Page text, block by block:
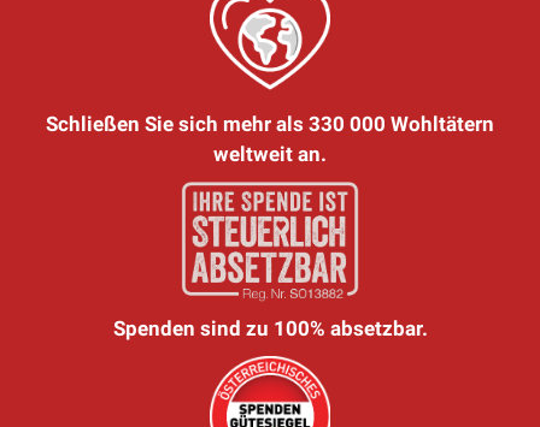
Schließen Sie sich mehr als 330 000 Wohltätern
weltweit an.
Spenden sind zu 100% absetzbar.